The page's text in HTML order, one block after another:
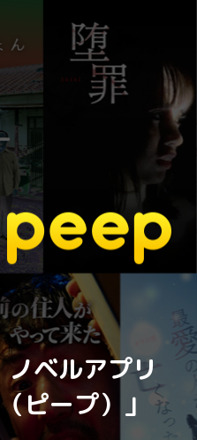
ノベルアプリ
ピープ）」